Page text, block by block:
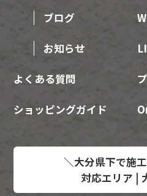
ブログ
お知らせ
よくある質問
ショッピングガイド
＼大分県下で施
対応エリア |